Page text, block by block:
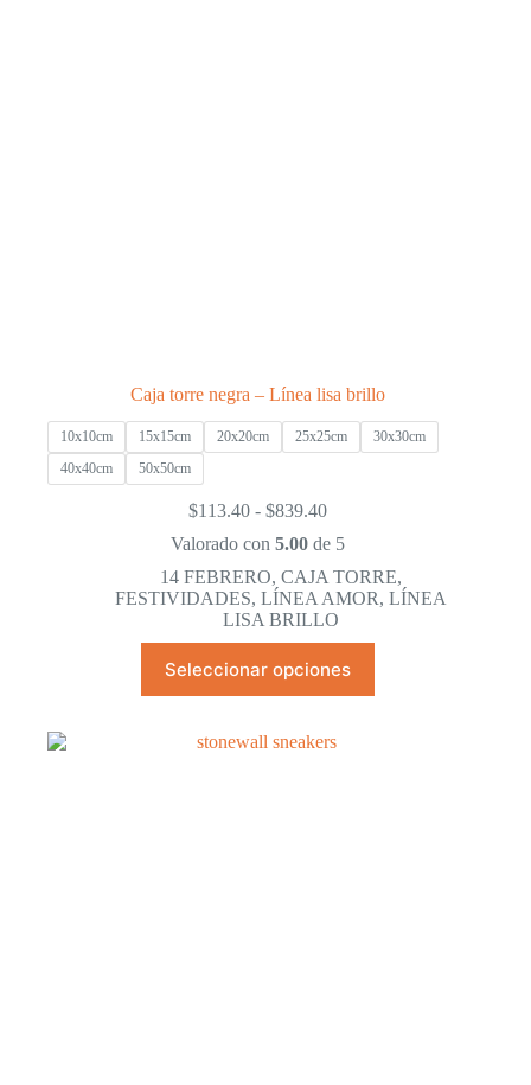
Caja torre negra – Línea lisa brillo
10x10cm 15x15cm 20x20cm 25x25cm
30x30cm
40x40cm
50x50cm
$113.40 - $839.40Rango
precios:
desde
$113.40
hasta
Valorado con 5.00de 5
14 FEBRERO,CAJA TORRE,
FESTIVIDADES,LÍNEA AMOR,LÍNEA
LISA BRILLO
Seleccionar opciones
producto
tiene
variantes.